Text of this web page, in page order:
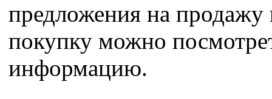
предложения на продажу
покупку можно
информацию.